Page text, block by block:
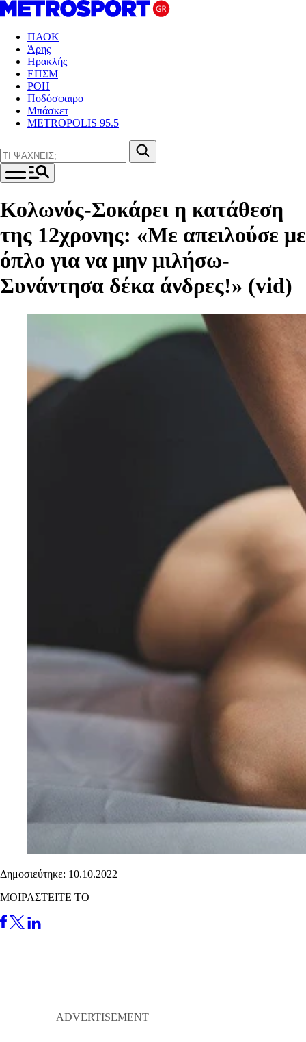
ΠΑΟΚ
Άρης
Ηρακλής
ΕΠΣΜ
ΡΟΗ
Ποδόσφαιρο
Μπάσκετ
METROPOLIS 95.5
Κολωνός-Σοκάρει η κατάθεση
της 12χρονης: «Με απειλούσε με
όπλο για να μην μιλήσω-
Συνάντησα δέκα άνδρες!» (vid)
Δημοσιεύτηκε: 10.10.2022
ΜΟΙΡΑΣΤΕΙΤΕ ΤΟ